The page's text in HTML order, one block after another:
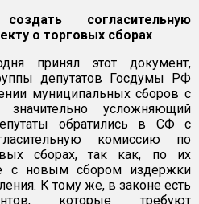
согласительную
о торговых сборах
принял этот документ,
депутатов Госдумы РФ
муниципальных сборов с
значительно усложняющий
обратились в СФ с
комиссию по
сборах, так как, по их
с новым сбором издержки
К тому же, в законе есть
которые требуют